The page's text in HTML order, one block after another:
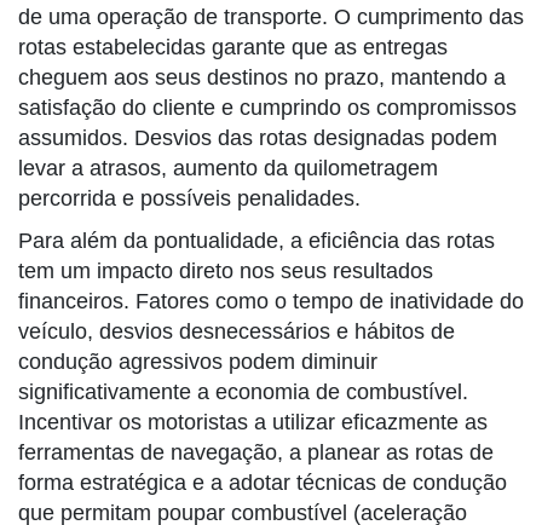
de uma operação de transporte. O cumprimento das
rotas estabelecidas garante que as entregas
cheguem aos seus destinos no prazo, mantendo a
satisfação do cliente e cumprindo os compromissos
assumidos. Desvios das rotas designadas podem
levar a atrasos, aumento da quilometragem
percorrida e possíveis penalidades.
Para além da pontualidade, a eficiência das rotas
tem um impacto direto nos seus resultados
financeiros. Fatores como o tempo de inatividade do
veículo, desvios desnecessários e hábitos de
condução agressivos podem diminuir
significativamente a economia de combustível.
Incentivar os motoristas a utilizar eficazmente as
ferramentas de navegação, a planear as rotas de
forma estratégica e a adotar técnicas de condução
que permitam poupar combustível (aceleração